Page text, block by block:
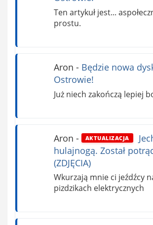
Ten artykuł jest...
prostu.
Aron - Będzie nowa
Ostrowie!
Już niech zakończą lepiej
Aron - AKTUALIZACJA
hulajnogą. Został
(ZDJĘCIA)
Wkurzają mnie ci jeźdźcy
pizdzikach elektrycznych